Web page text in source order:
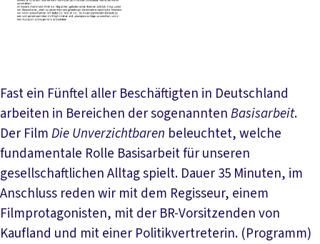
Fast ein Fünftel aller Beschäftigten in Deutschland
arbeiten in Bereichen der sogenanntenBasisarbeit.
Der FilmDie Unverzichtbaren beleuchtet, welche
fundamentale Rolle Basisarbeit für unseren
gesellschaftlichen Alltag spielt. Dauer 35 Minuten, im
Anschluss reden wir mit dem Regisseur, einem
Filmprotagonisten, mit der BR-Vorsitzenden von
Kaufland und mit einer Politikvertreterin. (Programm)